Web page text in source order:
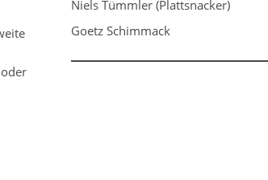
Niels Tümmler (Plattsnacker)
Goetz Schimmack